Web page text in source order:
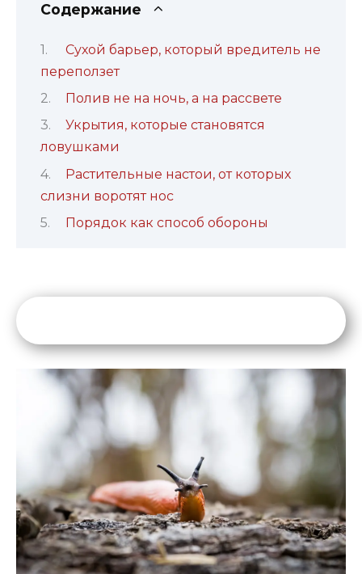
Содержание
Сухой барьер, который вредитель не
переползет
Полив не на ночь, а на рассвете
Укрытия, которые становятся
ловушками
Растительные настои, от которых
слизни воротят нос
Порядок как способ обороны